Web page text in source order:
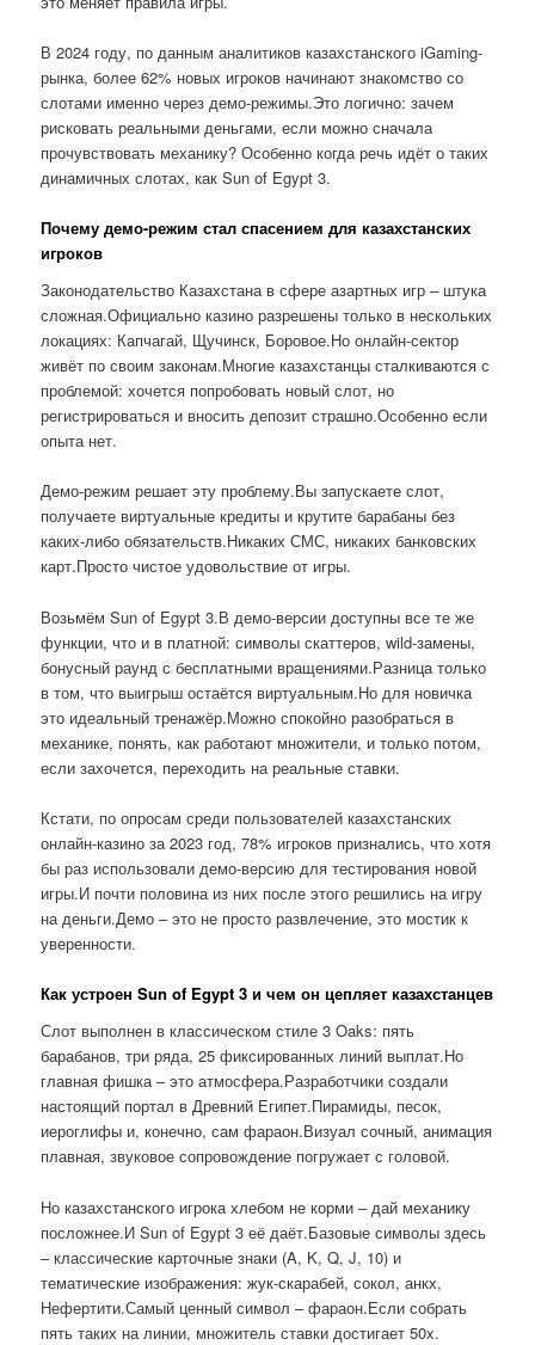
В 2024 году, по данным аналитиков казахстанского iGaming-
рынка, более 62% новых игроков начинают знакомство со
слотами именно через демо-режимы.Это логично: зачем
рисковать реальными деньгами, если можно сначала
прочувствовать механику? Особенно когда речь идёт о таких
динамичных слотах, как Sun of Egypt 3.
Почему демо-режим стал спасением для казахстанских
игроков
Законодательство Казахстана в сфере азартных игр – штука
сложная.Официально казино разрешены только в нескольких
локациях: Капчагай, Щучинск, Боровое.Но онлайн-сектор
живёт по своим законам.Многие казахстанцы сталкиваются с
проблемой: хочется попробовать новый слот, но
регистрироваться и вносить депозит страшно.Особенно если
опыта нет.
Демо-режим решает эту проблему.Вы запускаете слот,
получаете виртуальные кредиты и крутите барабаны без
каких-либо обязательств.Никаких СМС, никаких банковских
карт.Просто чистое удовольствие от игры.
Возьмём Sun of Egypt 3.В демо-версии доступны все те же
функции, что и в платной: символы скаттеров, wild-замены,
бонусный раунд с бесплатными вращениями.Разница только
в том, что выигрыш остаётся виртуальным.Но для новичка
это идеальный тренажёр.Можно спокойно разобраться в
механике, понять, как работают множители, и только потом,
если захочется, переходить на реальные ставки.
Кстати, по опросам среди пользователей казахстанских
онлайн-казино за 2023 год, 78% игроков признались, что хотя
бы раз использовали демо-версию для тестирования новой
игры.И почти половина из них после этого решились на игру
на деньги.Демо – это не просто развлечение, это мостик к
уверенности.
Как устроен Sun of Egypt 3 и чем он цепляет казахстанцев
Слот выполнен в классическом стиле 3 Oaks: пять
барабанов, три ряда, 25 фиксированных линий выплат.Но
главная фишка – это атмосфера.Разработчики создали
настоящий портал в Древний Египет.Пирамиды, песок,
иероглифы и, конечно, сам фараон.Визуал сочный, анимация
плавная, звуковое сопровождение погружает с головой.
Но казахстанского игрока хлебом не корми – дай механику
посложнее.И Sun of Egypt 3 её даёт.Базовые символы здесь
– классические карточные знаки (A, K, Q, J, 10) и
тематические изображения: жук-скарабей, сокол, анкх,
Нефертити.Самый ценный символ – фараон.Если собрать
пять таких на линии, множитель ставки достигает 50x.